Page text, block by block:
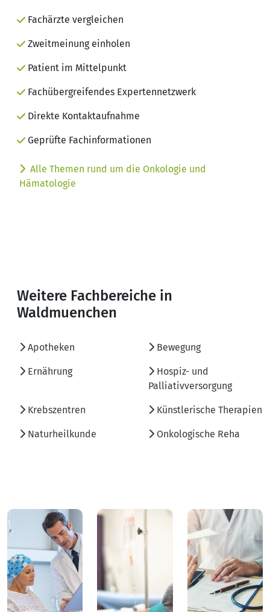
Fachärzte vergleichen
Zweitmeinung einholen
Patient im Mittelpunkt
Fachübergreifendes Expertennetzwerk
Direkte Kontaktaufnahme
Geprüfte Fachinformationen
Alle Themen rund um die Onkologie und
Hämatologie
Weitere Fachbereiche in
Waldmuenchen
Apotheken Bewegung
Ernährung
Hospiz- und
Palliativversorgung
Krebszentren Künstlerische Therapien
Naturheilkunde Onkologische Reha